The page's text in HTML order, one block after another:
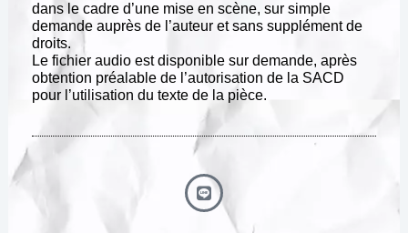
dans le cadre d’une mise en scène, sur simple
demande auprès de l’auteur et sans supplément de
droits.
Le fichier audio est disponible sur demande, après
obtention préalable de l’autorisation de la SACD
pour l’utilisation du texte de la pièce.